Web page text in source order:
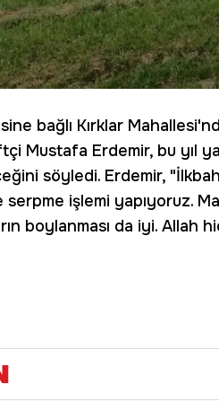
bağlı Kırklar
Mustafa Erdemir, bu yıl
söyledi. Erdemir,
işlemi yapıyoruz.
boylanması da iyi. Allah